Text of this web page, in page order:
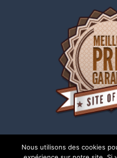
Nous utilisons des cookies